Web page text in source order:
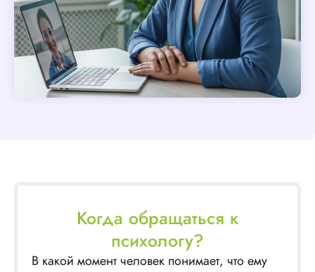
Когда обращаться к
психологу?
В какой момент человек понимает, что ему